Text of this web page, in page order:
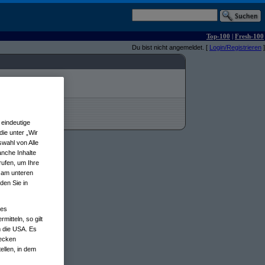
Top-100 | Fresh-100
Du bist nicht angemeldet. [ Login/Registrieren ]
unter „Wir
von Alle
Inhalte
um Ihre
unteren
Sie in
so gilt
die USA. Es
in dem